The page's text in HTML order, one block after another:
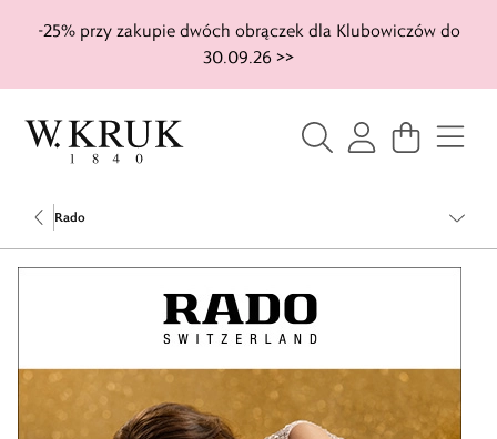
-25% przy zakupie dwóch obrączek dla Klubowiczów do
30.09.26 >>
Rado